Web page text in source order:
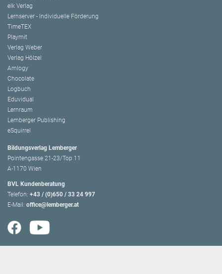
elk Verlag
Lernserver - Individuelle Förderung
TimeTEX
Playmit
Verlag Weber
Verlag Hölzel
Amlogy
Chocolate
Logbuch
Eduvidual
Lernraum
Lemberger Publishing
eSquirrel
Bildungsverlag Lemberger
Pointengasse 21-23/Top 11
A-1170 Wien
BVL Kundenberatung
Telefon: +43 / (0)650 / 33 24 997
E-Mail: office@lemberger.at